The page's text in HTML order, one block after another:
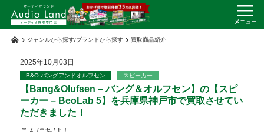
ジャンルから探す/ブランドから探す 買取商品紹介
2025年10月03日
B&O-バングアンドオルフセン スピーカー
【Bang&Olufsen – バング＆オルフセン】の【スピ
ーカー – BeoLab 5】を兵庫県神戸市で買取させてい
ただきました！